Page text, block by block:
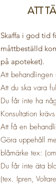
ATT
Skaffa i god tid
måttbeställd
på apoteket).
Att behandlingen
Att du ska vara
Du får inte ha
Konsultation
Att få en
Göra uppehåll
blåmärke tex:
Du får inte äta
(tex. Ipren,